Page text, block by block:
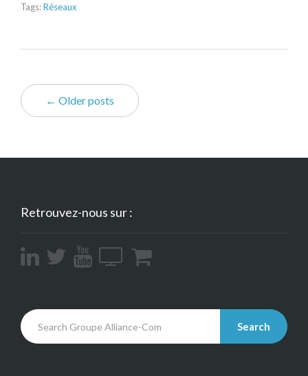
Tags:Réseaux
← Older posts
Retrouvez-nous sur :
Search